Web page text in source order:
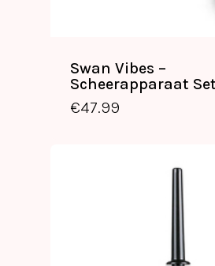
Swan Vibes –
Scheerapparaat
€47.99
€47.99